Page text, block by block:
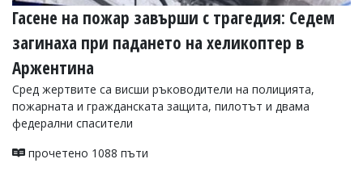
Гасене на пожар завърши с трагедия: Седем
загинаха при падането на хеликоптер в
Аржентина
Сред жертвите са висши ръководители на полицията,
пожарната и гражданската защита, пилотът и двама
федерални спасители
прочетено 1088 пъти